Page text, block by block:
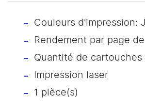
Couleurs d'impression:
Rendement par page
Quantité de
Impression laser
1 pièce(s)